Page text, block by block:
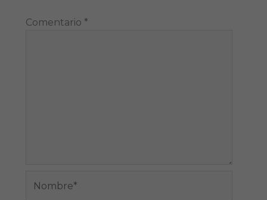
Comentario *